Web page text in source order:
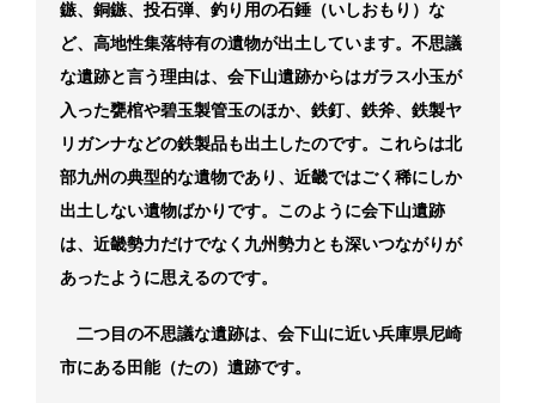
鏃、銅鏃、投石弾、釣り用の石錘（いしおもり）な
ど、高地性集落特有の遺物が出土しています。不思議
な遺跡と言う理由は、会下山遺跡からはガラス小玉が
入った甕棺や碧玉製管玉のほか、鉄釘、鉄斧、鉄製ヤ
リガンナなどの鉄製品も出土したのです。これらは北
部九州の典型的な遺物であり、近畿ではごく稀にしか
出土しない遺物ばかりです。このように会下山遺跡
は、近畿勢力だけでなく九州勢力とも深いつながりが
あったように思えるのです。
二つ目の不思議な遺跡は、会下山に近い兵庫県尼崎
市にある田能（たの）遺跡です。